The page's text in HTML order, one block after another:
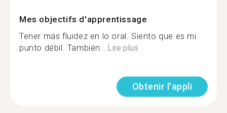
Mes objectifs d'apprentissage
Tener más fluidez en lo oral. Siento que es mi
punto débil. También...Lire plus
Obtenir l'appli